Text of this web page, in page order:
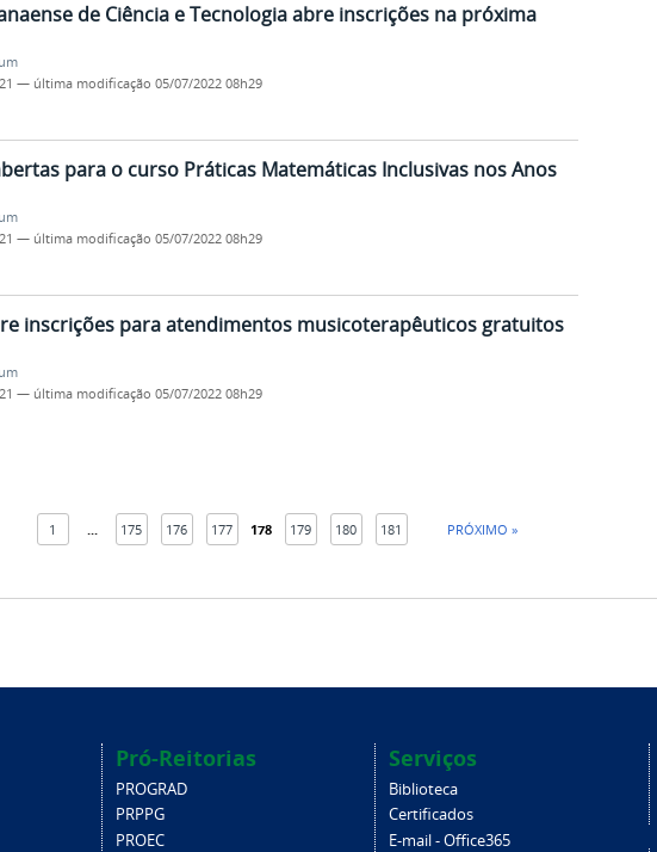
de Ciência e Tecnologia abre inscrições na próxima
— última modificação 05/07/2022 08h29
para o curso Práticas Matemáticas Inclusivas nos Anos
— última modificação 05/07/2022 08h29
inscrições para atendimentos musicoterapêuticos gratuitos
— última modificação 05/07/2022 08h29
1 175 176 177 178 179 180 181 PRÓXIMO »
Pró-Reitorias
PROGRAD
PRPPG
PROEC
Serviços
Biblioteca
Certificados
E-mail - Office365